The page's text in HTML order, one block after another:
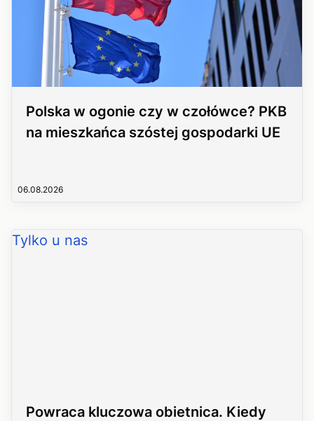
Polska w ogonie czy w czołówce? PKB
na mieszkańca szóstej gospodarki UE
06.08.2026
Tylko u nas
Powraca kluczowa obietnica. Kiedy